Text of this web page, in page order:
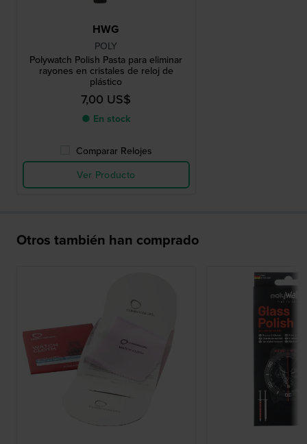
HWG
POLY
Polywatch Polish Pasta para eliminar
rayones en cristales de reloj de
plástico
7,00 US$
● En stock
Comparar Relojes
Ver Producto
Otros también han comprado